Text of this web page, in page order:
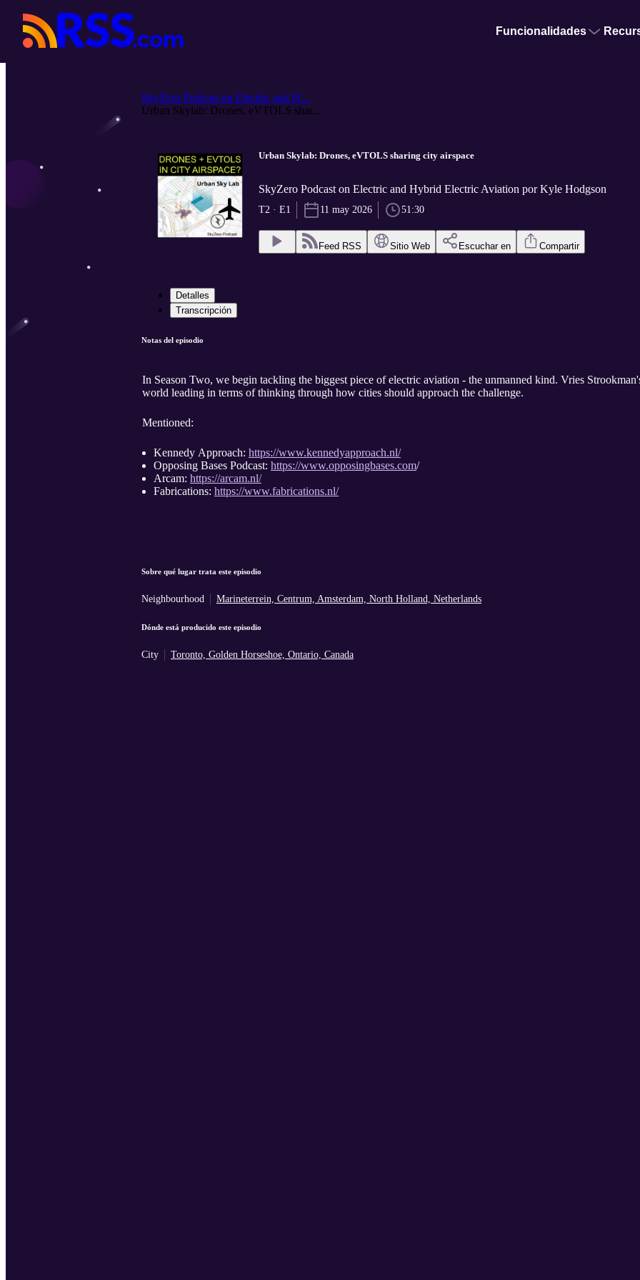
Funcionalidades
SkyZero Podcast on Electric and H...
Urban Skylab: Drones, eVTOLS shar...
Urban Skylab: Drones, eVTOLS sharing city airspace
SkyZero Podcast on Electric and Hybrid Electric Aviation por Kyle Hodgson
T2 · E1 11 may 2026 51:30
Feed RSS Sitio Web Escuchar en Compartir
Detalles
Transcripción
Notas del episodio
In Season Two, we begin tackling the biggest piece of electric aviation - the unmanned kind. Vries
world leading in terms of thinking through how cities should approach the challenge.
Mentioned:
Kennedy Approach: https://www.kennedyapproach.nl/
Opposing Bases Podcast: https://www.opposingbases.com/
Arcam: https://arcam.nl/
Fabrications: https://www.fabrications.nl/
Sobre qué lugar trata este episodio
Neighbourhood Marineterrein, Centrum, Amsterdam, North Holland, Netherlands
Dónde está producido este episodio
City Toronto, Golden Horseshoe, Ontario, Canada